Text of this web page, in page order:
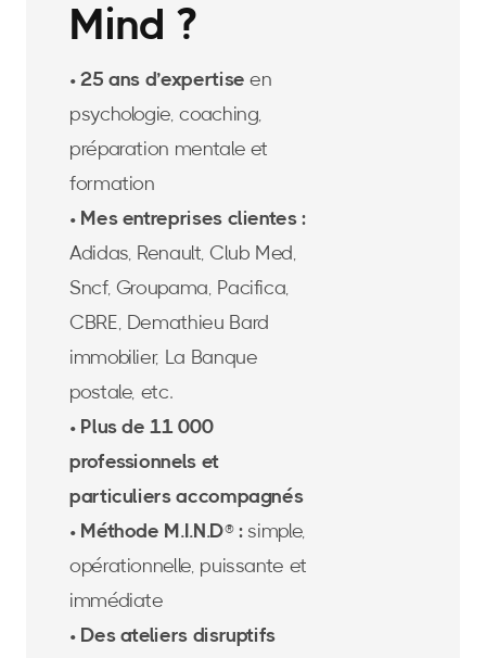
Mind ?
• 25 ans d’expertiseen
psychologie, coaching,
préparation mentale et
formation
• Mes entreprises clientes :
Adidas, Renault, Club Med,
Sncf, Groupama, Pacifica,
CBRE, Demathieu Bard
immobilier, La Banque
postale, etc.
• Plus de 11 000
professionnels et
particuliers accompagnés
• Méthode M.I.N.D® : simple,
opérationnelle, puissante et
immédiate
• Des ateliers disruptifs